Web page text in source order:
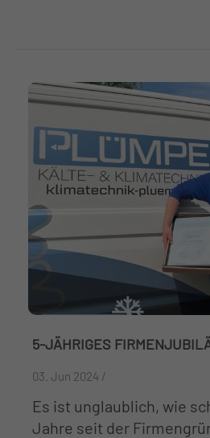
5-JÄHRIGES
03. Jun 2024 /
Es ist unglaublich, wie
Jahre seit der